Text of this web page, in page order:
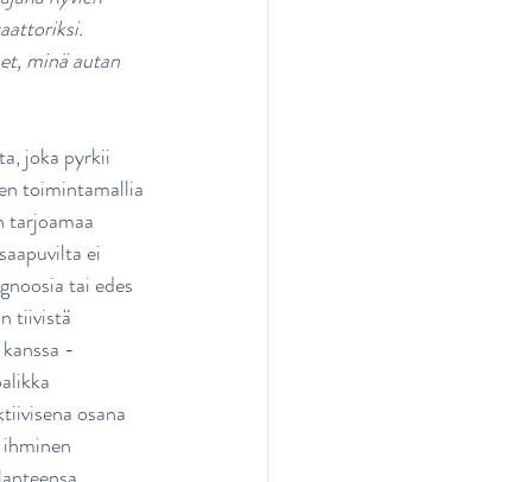
minä autan
joka pyrkii
toimintamallia
tarjoamaa
ei
tai edes
tiivistä
-
osana